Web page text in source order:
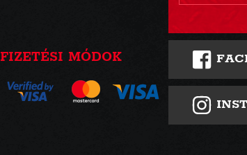
FIZETÉSI MÓDOK